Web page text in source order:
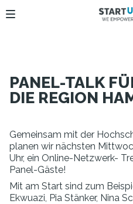
PANEL-TALK
DIE REGION
Gemeinsam mit der
planen wir nächsten
Uhr, ein Online-Netzwerk-
Panel-Gäste!
Mit am Start sind zum
Ekwuazi, Pia Stänker, Nina